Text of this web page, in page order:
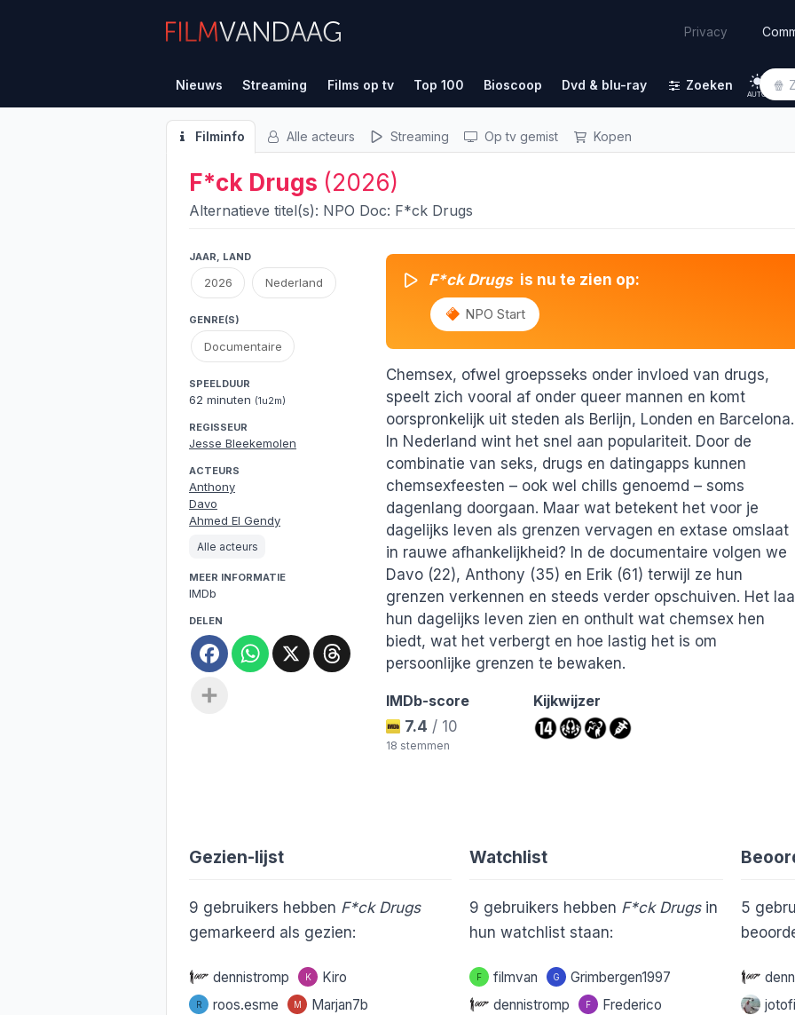
Privacy
Nieuws Streaming Films op tv Top 100 Bioscoop Dvd & blu-ray Zoeken
AUTO
Filminfo Alle acteurs Streaming Op tv gemist Kopen
F*ck Drugs (2026)
Alternatieve titel(s): NPO Doc: F*ck Drugs
JAAR, LAND
2026 Nederland
GENRE(S)
Documentaire
SPEELDUUR
62 minuten (1u2m)
REGISSEUR
Jesse Bleekemolen
ACTEURS
Anthony
Davo
Ahmed El Gendy
Alle acteurs
MEER INFORMATIE
IMDb
DELEN
FacebookWhatsApp
X Threads
F*ck Drugs is nu te zien op:
NPO Start
Chemsex, ofwel groepsseks onder invloed van drugs,
speelt zich vooral af onder queer mannen en komt
oorspronkelijk uit steden als Berlijn, Londen en Barcelona.
In Nederland wint het snel aan populariteit. Door de
combinatie van seks, drugs en datingapps kunnen
chemsexfeesten – ook wel chills genoemd – soms
dagenlang doorgaan. Maar wat betekent het voor je
dagelijks leven als grenzen vervagen en extase omslaat
in rauwe afhankelijkheid? In de documentaire volgen we
Davo (22), Anthony (35) en Erik (61) terwijl ze hun
grenzen verkennen en steeds verder opschuiven. Het
hun dagelijks leven zien en onthult wat chemsex hen
biedt, wat het verbergt en hoe lastig het is om
persoonlijke grenzen te bewaken.
IMDb-score
7.4 / 10
18 stemmen
Kijkwijzer
Gezien-lijst
9 gebruikers hebben F*ck Drugs
gemarkeerd als gezien:
dennistromp K Kiro
R roos.esme M
Marjan7b
Watchlist
9 gebruikers hebben F*ck Drugsin
hun watchlist staan:
F filmvan G
Grimbergen1997
dennistromp
F
Frederico
5